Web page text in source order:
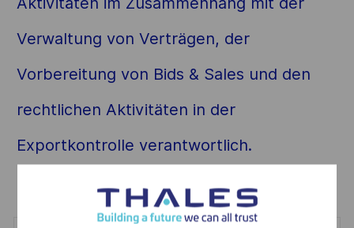
Verwaltung von Verträgen, der
Vorbereitung von Bids & Sales und den
rechtlichen Aktivitäten in der
Exportkontrolle verantwortlich.